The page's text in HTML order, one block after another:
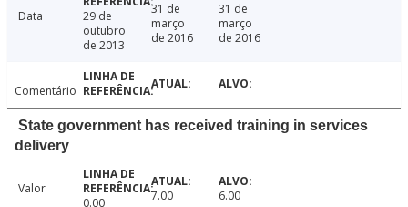
Data
29 de
outubro
de 2013
31 de
março
de 2016
31 de
março
de 2016
Comentário
State government has received training in services
delivery
Valor
0.00
7.00 6.00